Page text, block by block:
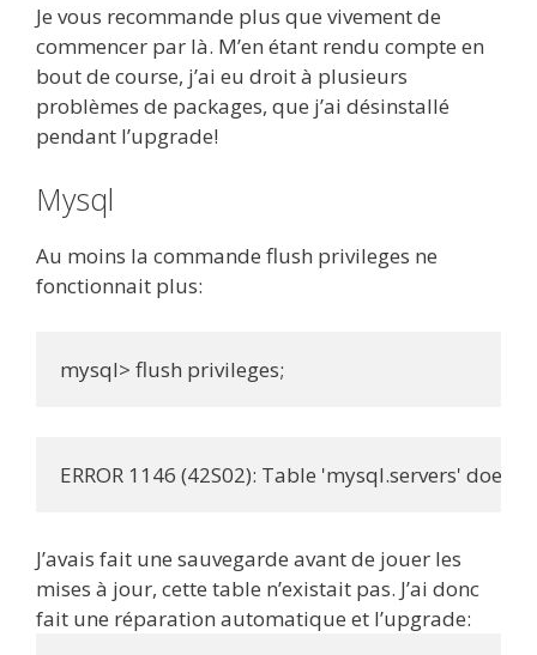
Je vous recommande plus que vivement de
commencer par là. M’en étant rendu compte en
bout de course, j’ai eu droit à plusieurs
problèmes de packages, que j’ai désinstallé
pendant l’upgrade!
Mysql
Au moins la commande flush privileges ne
fonctionnait plus:
mysql> flush privileges;
ERROR 1146 (42S02): Table 'mysql.servers'
J’avais fait une sauvegarde avant de jouer les
mises à jour, cette table n’existait pas. J’ai donc
fait une réparation automatique et l’upgrade: